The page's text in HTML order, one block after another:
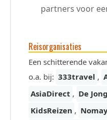
partners voor
Reisorganisaties
Een schitterende
o.a. bij: 333travel ,
AsiaDirect , De
KidsReizen ,